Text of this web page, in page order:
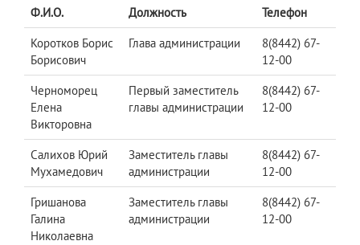
Ф.И.О. Должность
Телефон
Коротков Борис
Борисович
Глава администрации
8(8442) 67-
12-00
Черноморец
Елена
Викторовна
Первый заместитель
главы администрации
8(8442) 67-
12-00
Салихов Юрий
Мухамедович
Заместитель главы
администрации
8(8442) 67-
12-00
Гришанова
Галина
Николаевна
Заместитель главы
администрации
8(8442) 67-
12-00